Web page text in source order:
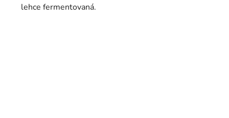
lehce fermentovaná.